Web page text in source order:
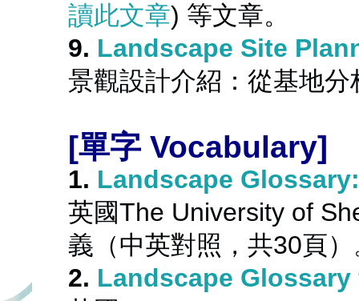
讀此文章) 等文章。
9. Landscape Site
景觀設計介紹：從基地分
[單字 Vocabulary]
1. Landscape
英國The University of
義（中英對照，共30頁）
2. Landscape